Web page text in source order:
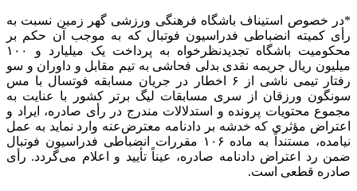
*در خصوص استیناف باشگاه فرهنگی ورزشی گهر زمین نسبت به
رأی کمیته انضباطی فدراسیون فوتبال که به موجب آن حکم بر
محکومیت باشگاه تجدیدنظرخواه به پرداخت یک میلیارد و ۱۰۰
میلیون ریال جریمه نقدی بدلی فحاشی به تیم مقابل و داوران و سو
رفتار تیمی ناشی از ۶ اخطار در جریان
مسابقه فوتسال با مس
سونگون ورزقان از سری مسابقات لیگ برتر کشور با عنایت به
مجموع محتویات پرونده و استدلالات مندرج در رأی صادره،
ایراد و
اعتراض مؤثری که خدشه بر دادنامه معترض‌عنه وارد نماید به عمل
نیامده، مستنداً
به ماده ۱۰۶ مقررات انضباطی فدراسیون فوتبال
ضمن رد اعتراض دادنامه صادره، عیناً تأیید و اعلام می‌گردد. رأی
صادره قطعی است.